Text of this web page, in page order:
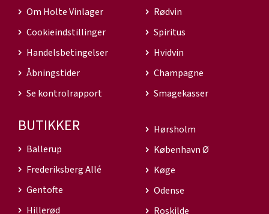
Om Holte Vinlager
Cookieindstillinger
Handelsbetingelser
Åbningstider
Se kontrolrapport
Rødvin
Spiritus
Hvidvin
Champagne
Smagekasser
BUTIKKER
Ballerup
Frederiksberg Allé
Gentofte
Hillerød
Hørsholm
København Ø
Køge
Odense
Roskilde